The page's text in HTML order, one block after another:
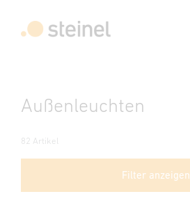
Suche
Außenleuchten
82 Artikel
Filter anzeigen